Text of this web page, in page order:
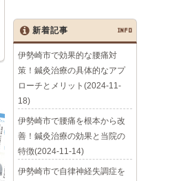
新着記事 INFO
伊勢崎市で効果的な腰痛対
策！鍼灸治療の具体的なアプ
ローチとメリット(2024-11-
18)
伊勢崎市で腰痛を根本から改
善！鍼灸治療の効果と当院の
特徴(2024-11-14)
伊勢崎市で自律神経失調症を